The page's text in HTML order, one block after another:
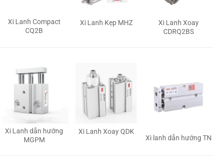
Xi Lanh Compact
CQ2B
Xi Lanh Kẹp MHZ
Xi Lanh Xoay
CDRQ2BS
Xi Lanh dẫn hướng
MGPM
Xi Lanh Xoay QDK
Xi lanh dẫn hướng TN